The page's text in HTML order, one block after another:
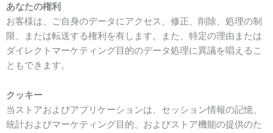
あなたの権利
お客様は、ご自身のデータにアクセス、修正、削除、処理の制
限、または転送する権利を有します。また、特定の理由または
ダイレクトマーケティング目的のデータ処理に異議を唱えるこ
ともできます。
クッキー
当ストアおよびアプリケーションは、セッション情報の記憶、
統計およびマーケティング目的、およびストア機能の提供のた